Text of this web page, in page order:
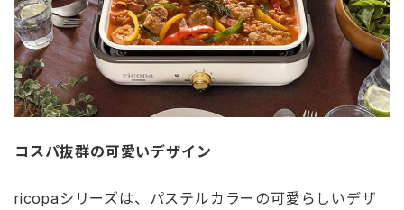
コスパ抜群の可愛いデザイン
ricopaシリーズは、パステルカラーの可愛らしいデザ